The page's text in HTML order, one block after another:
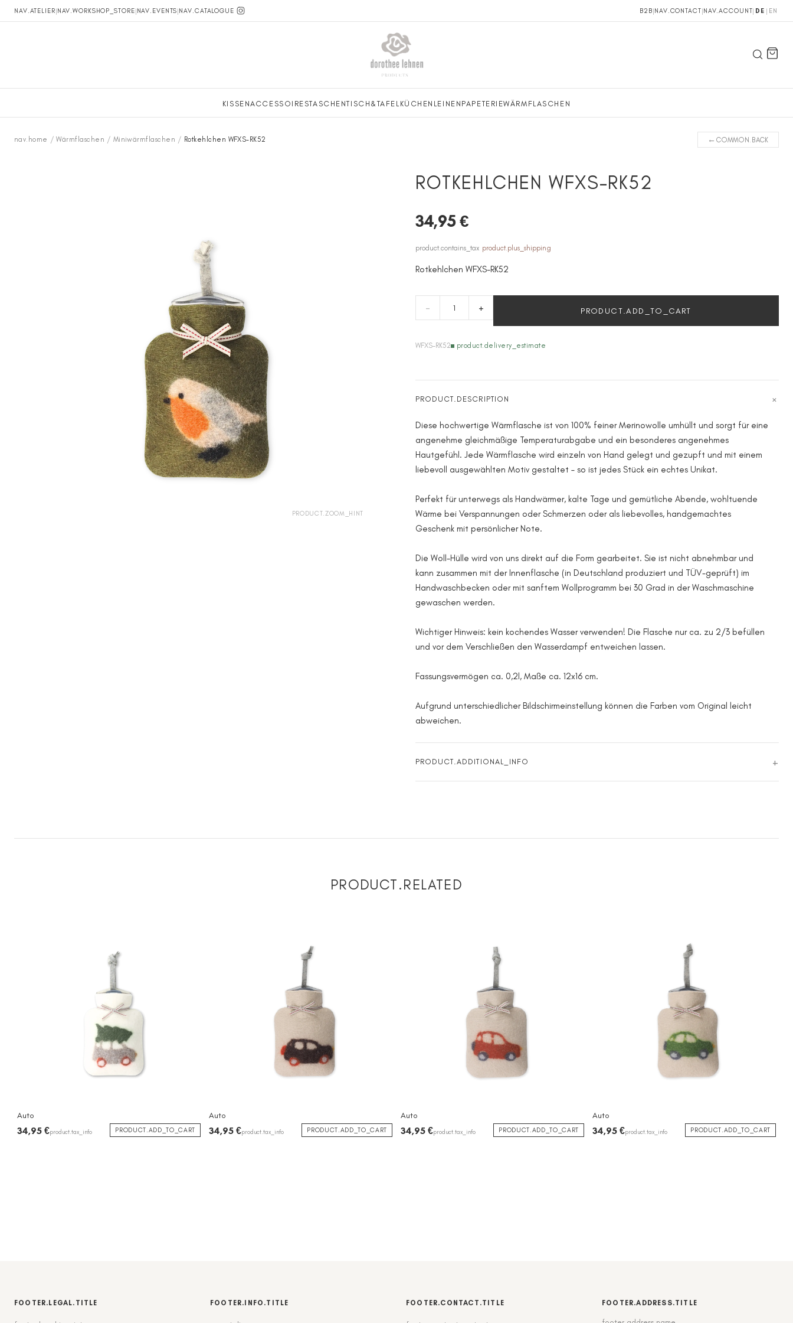
NAV.ATELIER|NAV.WORKSHOP_STORE|NAV.EVENTS|NAV.CATALOGUE B2B|NAV.CONTACT|NAV.ACCOUNT| DE | EN
KISSENACCESSOIRESTASCHENTISCH&TAFEL KÜCHENLEINEN PAPETERIEWÄRMFLASCHEN
nav.home / Wärmflaschen / Miniwärmflaschen / Rotkehlchen WFXS-RK52 ←COMMON.BACK
PRODUCT.ZOOM_HINT
ROTKEHLCHEN WFXS-RK52
34,95 €
product.contains_tax product.plus_shipping
Rotkehlchen WFXS-RK52
- + PRODUCT.ADD_TO_CART
WFXS-RK52 product.delivery_estimate
PRODUCT.DESCRIPTION
Diese hochwertige Wärmflasche ist von 100% feiner Merinowolle umhüllt und sorgt für eine
angenehme gleichmäßige Temperaturabgabe und ein besonderes angenehmes
Hautgefühl. Jede Wärmflasche wird einzeln von Hand gelegt und gezupft und mit einem
liebevoll ausgewählten Motiv gestaltet – so ist jedes Stück ein echtes Unikat.
Perfekt für unterwegs als Handwärmer, kalte Tage und gemütliche Abende, wohltuende
Wärme bei Verspannungen oder Schmerzen oder als liebevolles, handgemachtes
Geschenk mit persönlicher Note.
Die Woll-Hülle wird von uns direkt auf die Form gearbeitet. Sie ist nicht abnehmbar und
kann zusammen mit der Innenflasche (in Deutschland produziert und TÜV-geprüft) im
Handwaschbecken oder mit sanftem Wollprogramm bei 30 Grad in der Waschmaschine
gewaschen werden.
Wichtiger Hinweis: kein kochendes Wasser verwenden! Die Flasche nur ca. zu 2/3 befüllen
und vor dem Verschließen den Wasserdampf entweichen lassen.
Fassungsvermögen ca. 0,2l, Maße ca. 12x16 cm.
Aufgrund unterschiedlicher Bildschirmeinstellung können die Farben vom Original leicht
abweichen.
PRODUCT.ADDITIONAL_INFO
PRODUCT.RELATED
Auto
34,95 €product.tax_info PRODUCT.ADD_TO_CART
Auto
34,95 €product.tax_info PRODUCT.ADD_TO_CART
Auto
34,95 €product.tax_info PRODUCT.ADD_TO_CART
Auto
34,95 €product.tax_info PRODUCT.ADD_TO_CART
FOOTER.LEGAL.TITLE FOOTER.INFO.TITLE FOOTER.CONTACT.TITLE FOOTER.ADDRESS.TITLE